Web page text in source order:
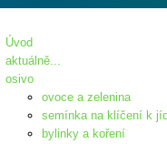
Úvod
aktuálně...
osivo
ovoce a zelenina
semínka na klíčení k
bylinky a koření